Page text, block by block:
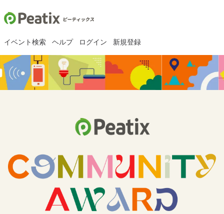
イベント検索 ヘルプ ログイン 新規登録